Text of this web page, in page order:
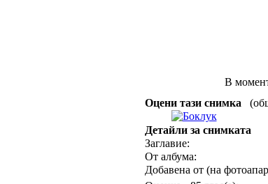
В
Оцени тази снимка
Детайли за снимката
Заглавие:
От албума:
Добавена от (на